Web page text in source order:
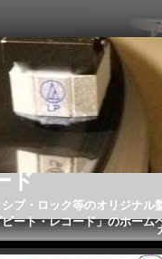
ド
ブ・ロック等のオリジナル
ート・レコード」のホーム